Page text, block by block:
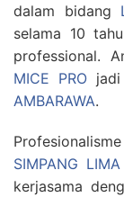
dalam bidang
selama 10
professional.
MICE PRO
AMBARAWA.
SIMPANG LIMA
kerjasama